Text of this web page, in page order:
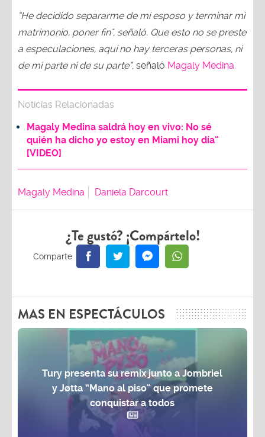
“He decidido separarme de mi esposo y terminar mi
matrimonio, poner fin", señaló. Que esto no se preste
a especulaciones, aquí no hay terceras personas, ni
de mi parte ni de su parte”, señaló Magaly Medina.
Noticias Relacionadas
Magaly Medina saldrá hoy en vivo: No sé
quién ha dicho yo estoy en Miami hoy día”
[VIDEO]
Magaly Medina Daniela Darcourt
¿Te gustó? ¡Compártelo!
MAS EN ESPECTÁCULOS
Tury presenta su remix junto a Jombriel
y Jøtta “Mano al piso” que promete
conquistar a todos